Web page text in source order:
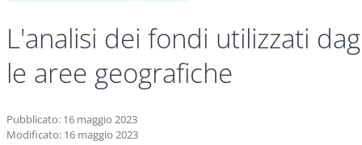
L'analisi dei fondi utilizzati
le aree geografiche
Pubblicato: 16 maggio 2023
Modificato: 16 maggio 2023